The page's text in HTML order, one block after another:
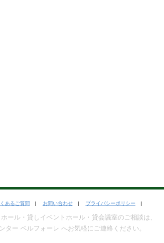
くあるご質問 | お問い合わせ| プライバシーポリシー |
ール・貸しイベントホール・貸会議室のご相談は、
ター ベルフォーレ へお気軽にご連絡ください。